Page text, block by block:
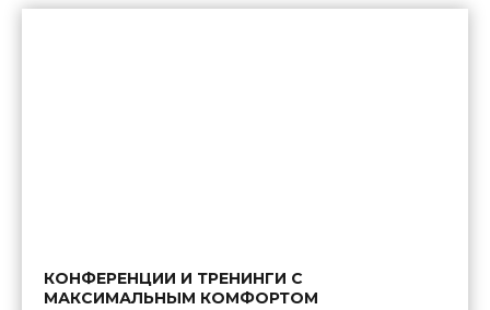
КОНФЕРЕНЦИИ И ТРЕНИНГИ С
МАКСИМАЛЬНЫМ КОМФОРТОМ